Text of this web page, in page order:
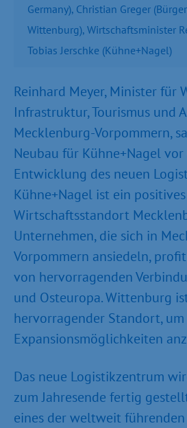
Germany), Christian Greger
Wittenburg), Wirtschaftsminister
Tobias Jerschke (Kühne+Nagel)
Reinhard Meyer, Minister für
Infrastruktur, Tourismus und
Mecklenburg-Vorpommern,
Neubau für Kühne+Nagel vor
Entwicklung des neuen
Kühne+Nagel ist ein
Wirtschaftsstandort
Unternehmen, die sich in
Vorpommern ansiedeln,
von hervorragenden
und Osteuropa. Wittenburg
hervorragender Standort, um
Expansionsmöglichkeiten
Das neue Logistikzentrum
zum Jahresende fertig
eines der weltweit führenden